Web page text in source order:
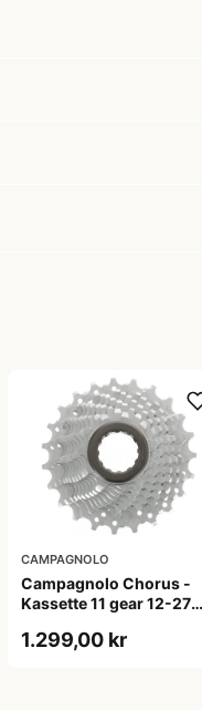
CAMPAGNOLO
Campagnolo Chorus -
Kassette 11 gear 12-27
1.299,00 kr